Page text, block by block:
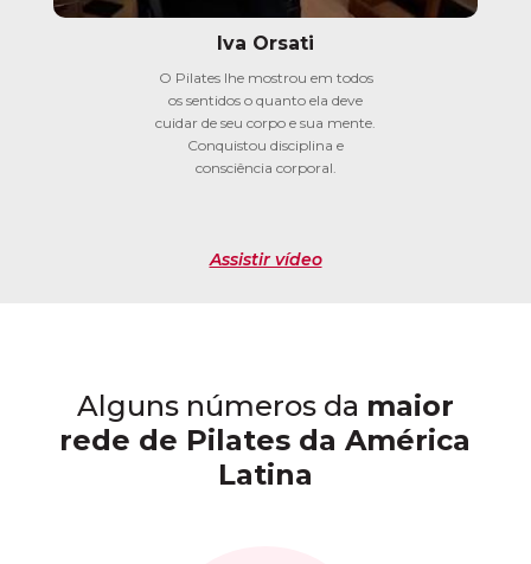
Iva Orsati
O Pilates lhe mostrou em todos
os sentidos o quanto ela deve
cuidar de seu corpo e sua mente.
Conquistou disciplina e
consciência corporal.
Assistir vídeo
Alguns números da maior
rede de Pilates da América
Latina